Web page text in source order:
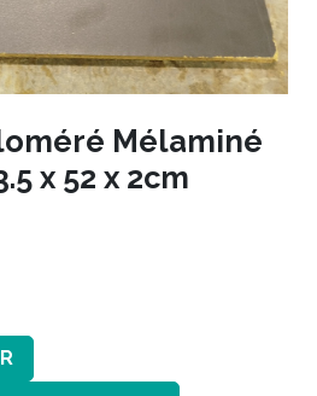
Mélaminé
x 52 x 2cm